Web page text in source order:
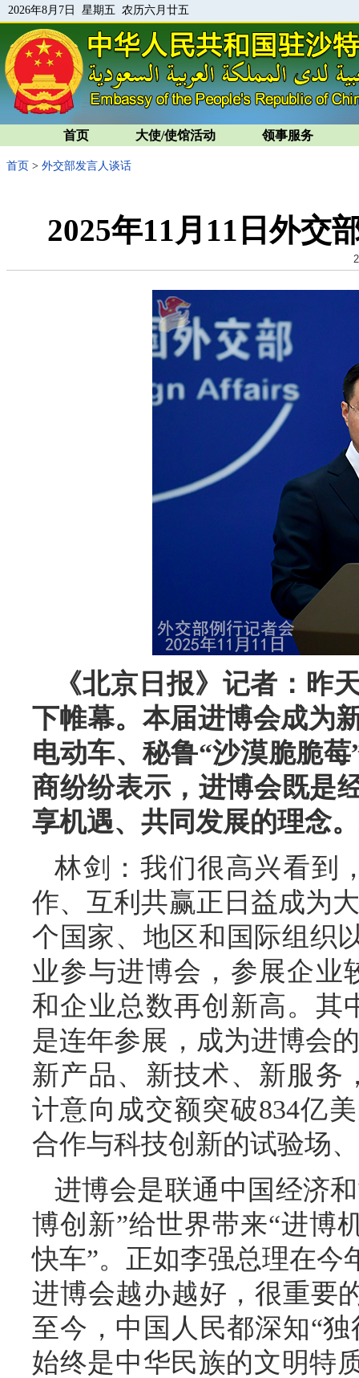
2026年8月7日 星期五 农历六月廿五
首页 大使/使馆活动 领事服务
首页 > 外交部发言人谈话
2025年11月11日外交
《北京日报》记者：昨
下帷幕。本届进博会成为
电动车、秘鲁“沙漠脆脆
商纷纷表示，进博会既是
享机遇、共同发展的理念
林剑：我们很高兴看到
作、互利共赢正日益成为
个国家、地区和国际组织
业参与进博会，参展企业
和企业总数再创新高。其
是连年参展，成为进博会
新产品、新技术、新服务
计意向成交额突破834亿
合作与科技创新的试验场
进博会是联通中国经济
博创新”给世界带来“进博
快车”。正如李强总理在今
进博会越办越好，很重要
至今，中国人民都深知“
始终是中华民族的文明特